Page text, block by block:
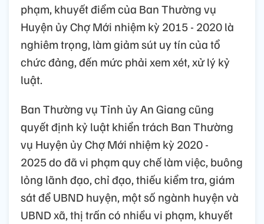
phạm, khuyết điểm của Ban Thường vụ
Huyện ủy Chợ Mới nhiệm kỳ 2015 - 2020 là
nghiêm trọng, làm giảm sút uy tín của tổ
chức đảng, đến mức phải xem xét, xử lý kỷ
luật.
Ban Thường vụ Tỉnh ủy An Giang cũng
quyết định kỷ luậtkhiểntrách Ban Thường
vụ Huyện ủy Chợ Mới nhiệm kỳ 2020 -
2025dođã vi phạm quy chế làm việc, buông
lỏng lãnh đạo, chỉ đạo, thiếu kiểm tra, giám
sát để UBND huyện, một số ngành huyện và
UBND xã, thị trấn có nhiều vi phạm, khuyết